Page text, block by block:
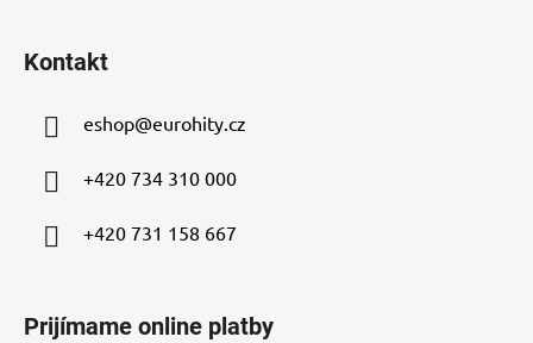
Kontakt
eshop@eurohity.cz
+420 734 310 000
+420 731 158 667
Prijímame online platby